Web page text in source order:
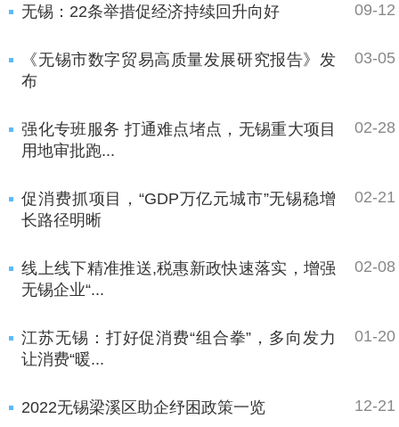
09-12
无锡：22条举措促经济持续回升向好
03-05
《无锡市数字贸易高质量发展研究报告》发
布
02-28
强化专班服务 打通难点堵点，无锡重大项目
用地审批跑...
02-21
促消费抓项目，“GDP万亿元城市”无锡稳增
长路径明晰
02-08
线上线下精准推送,税惠新政快速落实，增强
无锡企业“...
01-20
江苏无锡：打好促消费“组合拳”，多向发力
让消费“暖...
12-21
2022无锡梁溪区助企纾困政策一览